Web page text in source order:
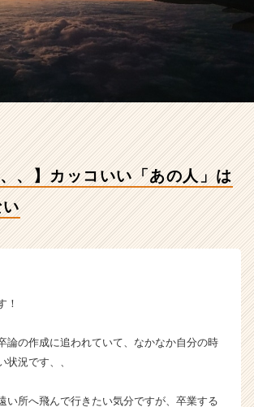
社
ア
イ
デ
テ
の
ン
チ
、、】カッコいい「あの人」は
！
論の作成に追われていて、なかなか自分の時
状況です、、
い所へ飛んで行きたい気分ですが、卒業する